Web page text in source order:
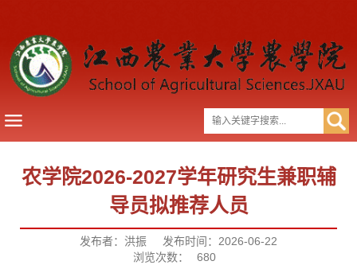
农学院2026-2027学年研究生兼职辅
导员拟推荐人员
发布者：洪振
发布时间：2026-06-22
浏览次数：
680